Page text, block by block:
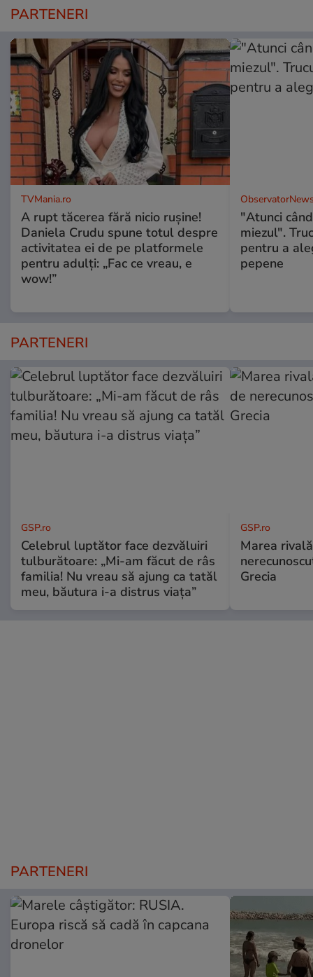
PARTENERI
TVMania.ro
A rupt tăcerea fără nicio rușine!
Daniela Crudu spune totul despre
activitatea ei de pe platformele
pentru adulți: „Fac ce vreau, e
wow!”
"Atunci
miezul".
pentru a
pepene
PARTENERI
GSP.ro
Celebrul luptător face dezvăluiri
tulburătoare: „Mi-am făcut de râs
familia! Nu vreau să ajung ca tatăl
meu, băutura i-a distrus viața”
GSP.ro
Marea
Grecia
PARTENERI